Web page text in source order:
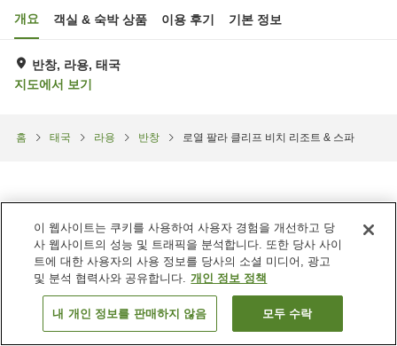
개요 객실 & 숙박 상품 이용 후기 기본 정보
반창, 라용, 태국
지도에서 보기
홈 태국 라용 반창 로열 팔라 클리프 비치 리조트 & 스파
객실 보기
이 웹사이트는 쿠키를 사용하여 사용자 경험을 개선하고 당
사 웹사이트의 성능 및 트래픽을 분석합니다. 또한 당사 사이
트에 대한 사용자의 사용 정보를 당사의 소셜 미디어, 광고
및 분석 협력사와 공유합니다. 개인 정보 정책
내 개인 정보를 판매하지 않음 모두 수락